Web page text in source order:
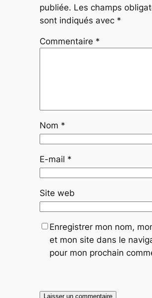
publiée. Les champs
sont indiqués avec *
Commentaire *
Nom *
E-mail *
Site web
Enregistrer mon nom,
et mon site dans le
pour mon prochain